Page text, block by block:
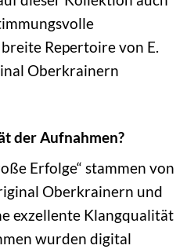
Repertoire von E.
Oberkrainern
der Aufnahmen?
Erfolge“ stammen von
Oberkrainern und
exzellente Klangqualität
wurden digital